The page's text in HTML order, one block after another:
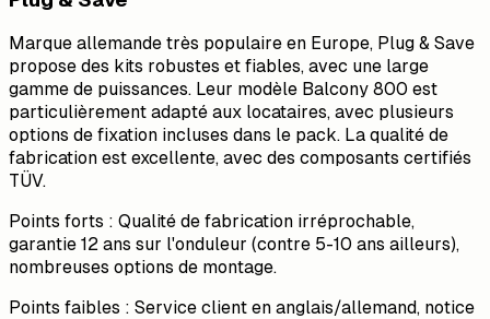
Marque allemande très populaire en Europe, Plug & Save
propose des kits robustes et fiables, avec une large
gamme de puissances. Leur modèle Balcony 800 est
particulièrement adapté aux locataires, avec plusieurs
options de fixation incluses dans le pack. La qualité de
fabrication est excellente, avec des composants certifiés
TÜV.
Points forts : Qualité de fabrication irréprochable,
garantie 12 ans sur l'onduleur (contre 5-10 ans ailleurs),
nombreuses options de montage.
Points faibles : Service client en anglais/allemand, notice